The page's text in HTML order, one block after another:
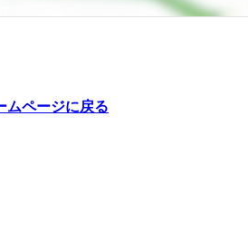
ムページに戻る